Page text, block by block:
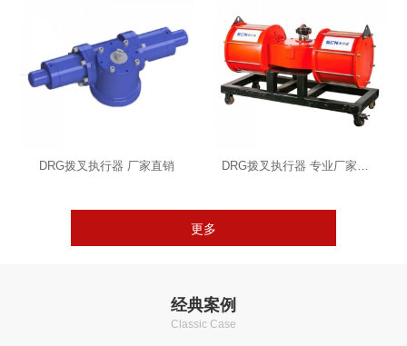
DRG拨叉执行器 厂家直销 DRG拨叉执行器 专业厂家直销
更多
经典案例
Classic Case